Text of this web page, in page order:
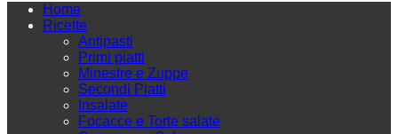
Home
Ricette
Antipasti
Primi piatti
Minestre e Zuppe
Secondi Piatti
Insalate
Focacce e Torte salate